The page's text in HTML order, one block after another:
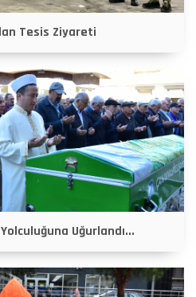
Tesis Ziyareti
Uğurlandı...